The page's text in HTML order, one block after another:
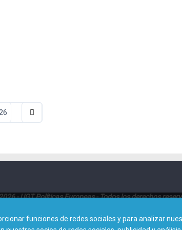
- UGT Políticas Europeas - Todos los derechos
Avenida de América 25, Planta 8ª (28002 - Madrid)
funciones de redes sociales y para analizar